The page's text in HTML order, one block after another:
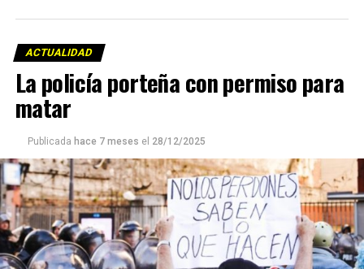
ACTUALIDAD
La policía porteña con permiso para
matar
Publicada hace 7 meses el 28/12/2025